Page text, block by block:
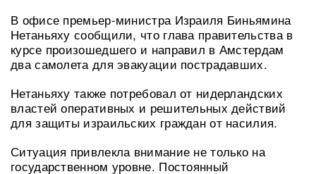
В офисе премьер-министра Израиля Биньямина
Нетаньяху сообщили, что глава правительства в
курсе произошедшего и направил в Амстердам
два самолета для эвакуации пострадавших.
Нетаньяху также потребовал от нидерландских
властей оперативных и решительных действий
для защиты израильских граждан от насилия.
Ситуация привлекла внимание не только на
государственном уровне. Постоянный